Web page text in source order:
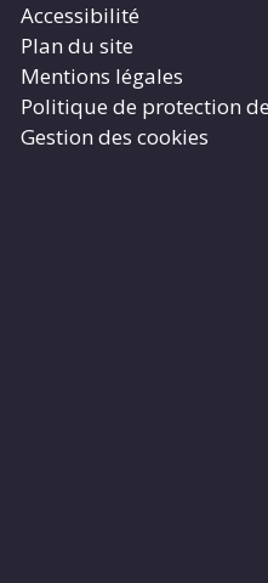
Accessibilité
Plan du site
Mentions légales
Politique de protection
Gestion des cookies